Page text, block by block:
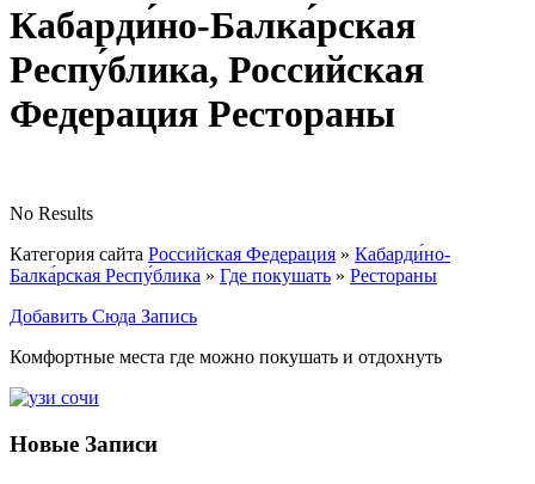
Кабарди́но-Балка́рская
Респу́блика, Российская
Федерация Рестораны
No Results
Категория сайта Российская Федерация » Кабарди́но-
Балка́рская Респу́блика » Где покушать » Рестораны
Добавить Сюда Запись
Комфортные места где можно покушать и отдохнуть
Новые Записи